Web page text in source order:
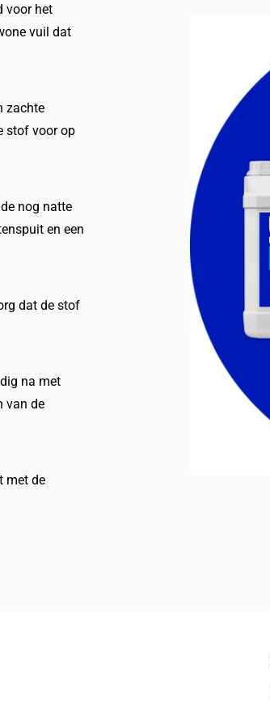
voor het
vuil dat
zachte
stof voor op
nog natte
en een
dat de stof
na met
van de
met de